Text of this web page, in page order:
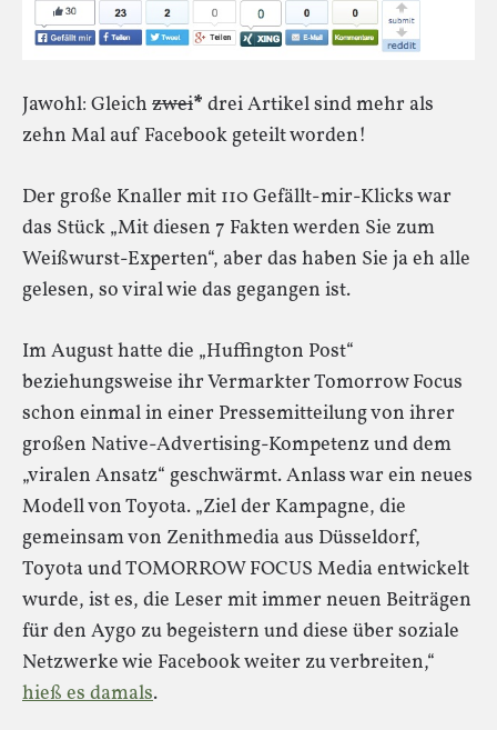
Jawohl: Gleich zwei* drei Artikel sind mehr als
zehn Mal auf Facebook geteilt worden!
Der große Knaller mit 110 Gefällt-mir-Klicks war
das Stück „Mit diesen 7 Fakten werden Sie zum
Weißwurst-Experten“, aber das haben Sie ja eh alle
gelesen, so viral wie das gegangen ist.
Im August hatte die „Huffington Post“
beziehungsweise ihr Vermarkter Tomorrow Focus
schon einmal in einer Pressemitteilung von ihrer
großen Native-Advertising-Kompetenz und dem
„viralen Ansatz“ geschwärmt. Anlass war ein neues
Modell von Toyota. „Ziel der Kampagne, die
gemeinsam von Zenithmedia aus Düsseldorf,
Toyota und TOMORROW FOCUS Media entwickelt
wurde, ist es, die Leser mit immer neuen Beiträgen
für den Aygo zu begeistern und diese über soziale
Netzwerke wie Facebook weiter zu verbreiten,“
hieß es damals.